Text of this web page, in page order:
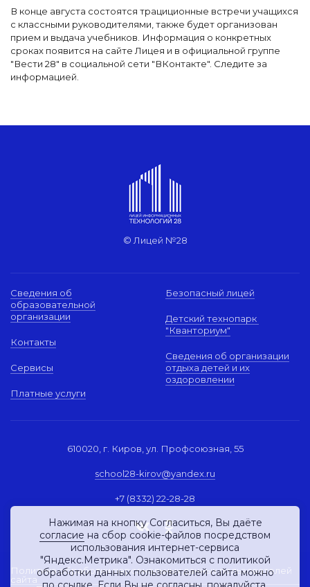
В конце августа состоятся трациционные встречи учащихся
с классными руководителями, также будет организован
прием и выдача учебников. Информация о конкретных
сроках появится на сайте Лицея и в официальной группе
"Вести 28" в социальной сети "ВКонтакте". Следите за
информацией.
© Лицей №28
Сведения об
образовательной
организации
Контакты
Сервисы
Платные услуги
Безопасный лицей
Детский технопарк
"Кванториум"
Сведения об организации
отдыха детей и их
оздоровлении
610020, г. Киров, ул. Профсоюзная, 55
school28-kirov@yandex.ru
+7 (8332) 22-28-28
Политика обработки персональных данных пользователей
сайта
Нажимая на кнопку Согласиться, Вы даёте
согласие на сбор cookie-файлов посредством
использования интернет-сервиса
"Яндекс.Метрика". Ознакомиться с политикой
обработки данных пользователей сайта можно